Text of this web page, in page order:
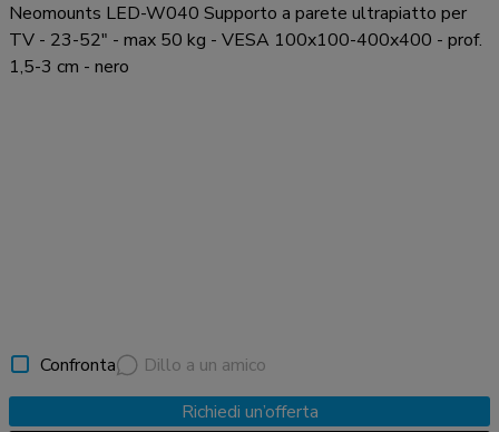
Neomounts LED-W040 Supporto a parete ultrapiatto per
TV - 23-52" - max 50 kg - VESA 100x100-400x400 - prof.
1,5-3 cm - nero
Confronta
Dillo a un amico
Richiedi un’offerta